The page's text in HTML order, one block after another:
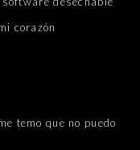
corazón
temo que no puedo